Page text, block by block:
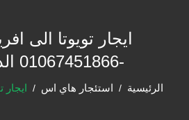
ايجار تويوتا الى
-01067451866 الدولية كار
الرئيسية استئجار هاي اس ايجار